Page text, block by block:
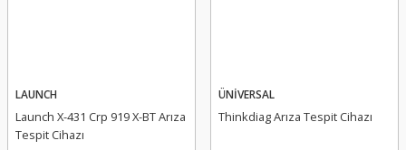
LAUNCH
Launch X-431 Crp 919 X-BT Arıza
Tespit Cihazı
ÜNİVERSAL
Thinkdiag Arıza Tespit Cihazı